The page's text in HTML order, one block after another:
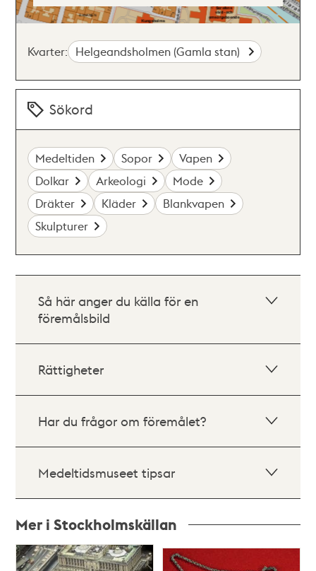
Kvarter: Helgeandsholmen (Gamla stan)
Sökord
Medeltiden Sopor
Vapen
Dolkar
Arkeologi
Mode
Dräkter
Kläder
Blankvapen
Skulpturer
Så här anger du källa för en
föremålsbild
Rättigheter
Har du frågor om föremålet?
Medeltidsmuseet tipsar
Mer i Stockholmskällan
Relaterade
poster